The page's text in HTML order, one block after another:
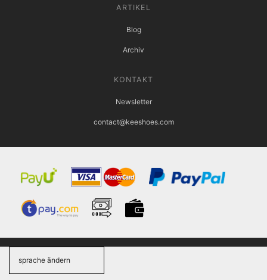
ARTIKEL
Blog
Archiv
KONTAKT
Newsletter
contact@keeshoes.com
sprache ändern